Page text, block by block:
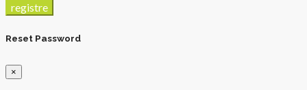
registre
Reset Password
×